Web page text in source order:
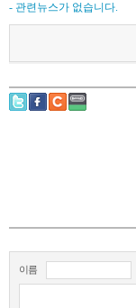
- 관련뉴스가 없습니다.